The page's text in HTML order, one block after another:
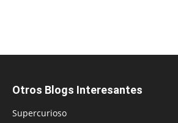
Otros Blogs Interesantes
Supercurioso